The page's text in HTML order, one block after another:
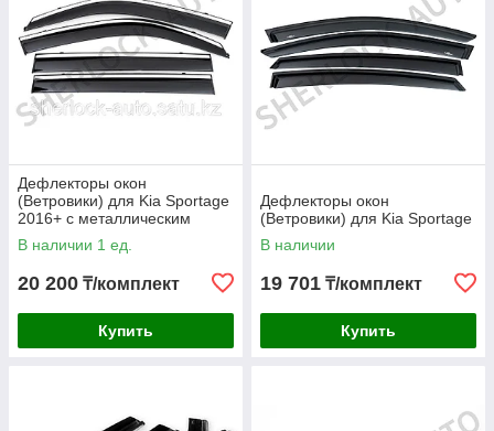
Дефлекторы окон
(Ветровики) для Kia Sportage
2016+ с металлическим
молдингом
В наличии 1 ед.
20 200 ₸/комплект
Купить
Дефлекторы окон
(Ветровики) для Kia Sportage
В наличии
19 701 ₸/комплект
Купить